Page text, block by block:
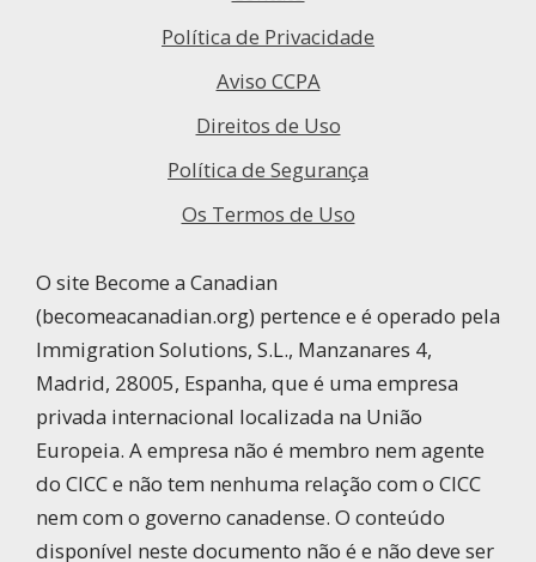
Política de Privacidade
Aviso CCPA
Direitos de Uso
Política de Segurança
Os Termos de Uso
O site Become a Canadian
(becomeacanadian.org) pertence e é operado pela
Immigration Solutions, S.L., Manzanares 4,
Madrid, 28005, Espanha, que é uma empresa
privada internacional localizada na União
Europeia. A empresa não é membro nem agente
do CICC e não tem nenhuma relação com o CICC
nem com o governo canadense. O conteúdo
disponível neste documento não é e não deve ser